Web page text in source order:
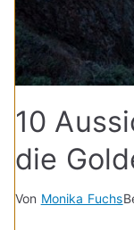
10
die
Von Monika Fuchs